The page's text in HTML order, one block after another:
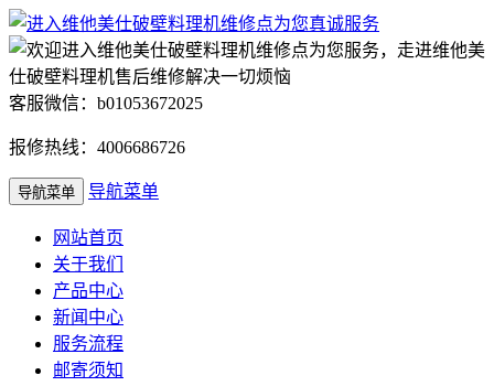
客服微信：b01053672025
报修热线：4006686726
导航菜单 导航菜单
网站首页
关于我们
产品中心
新闻中心
服务流程
邮寄须知